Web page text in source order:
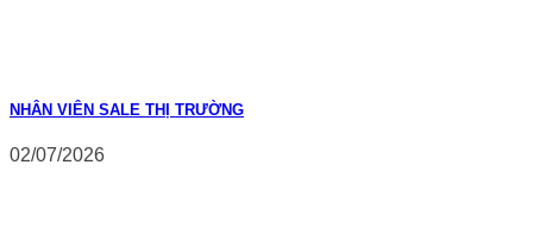
NHÂN VIÊN SALE THỊ TRƯỜNG
02/07/2026